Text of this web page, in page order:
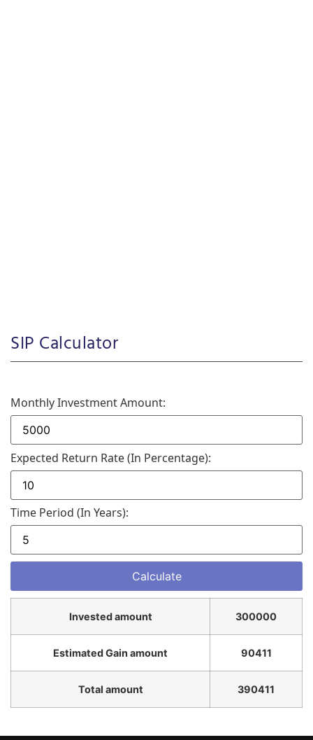
SIP Calculator
Monthly Investment Amount:
Expected Return Rate (in Percentage):
Time Period (in Years):
Invested amount 300000
Estimated Gain amount 90411
Total amount 390411